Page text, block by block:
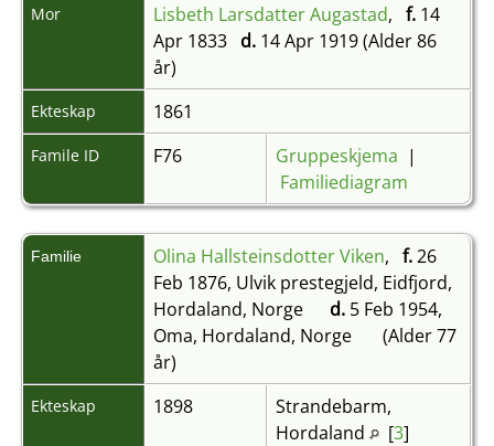
Mor Lisbeth Larsdatter Augastad, f.14
Apr 1833 d.14 Apr 1919 (Alder 86
år)
Ekteskap 1861
Famile ID F76 Gruppeskjema |
Familiediagram
Familie Olina Hallsteinsdotter Viken, f.26
Feb 1876, Ulvik prestegjeld, Eidfjord,
Hordaland, Norge
d.5 Feb 1954,
Oma, Hordaland, Norge
(Alder 77
år)
Ekteskap 1898
Strandebarm,
Hordaland
[3]